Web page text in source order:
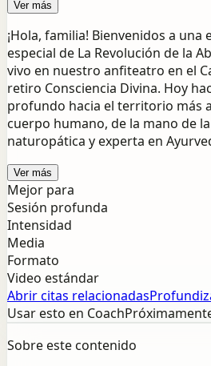
Ver más
¡Hola, familia! Bienvenidos a
especial de La Revolución de la
vivo en nuestro anfiteatro en el
retiro Consciencia Divina. Hoy
profundo hacia el territorio más
cuerpo humano, de la mano de
naturopática y experta en
Ver más
Mejor para
Sesión profunda
Intensidad
Media
Formato
Video estándar
Abrir citas relacionadas
Usar esto en Coach
Sobre este contenido